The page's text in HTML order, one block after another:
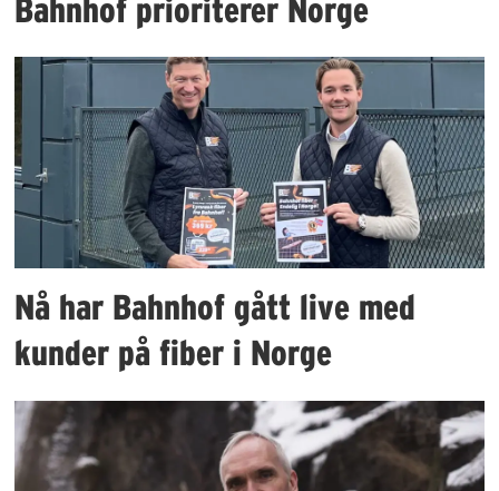
Bahnhof prioriterer Norge
Nå har Bahnhof gått live med
kunder på fiber i Norge